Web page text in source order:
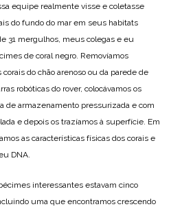
equipe realmente visse e coletasse
do fundo do mar em seus habitats
31 mergulhos, meus colegas e eu
de coral negro. Removíamos
do chão arenoso ou da parede de
robóticas do rover, colocávamos os
de armazenamento pressurizada e com
e depois os trazíamos à superfície. Em
as características físicas dos corais e
DNA.
interessantes estavam cinco
uma que encontramos crescendo